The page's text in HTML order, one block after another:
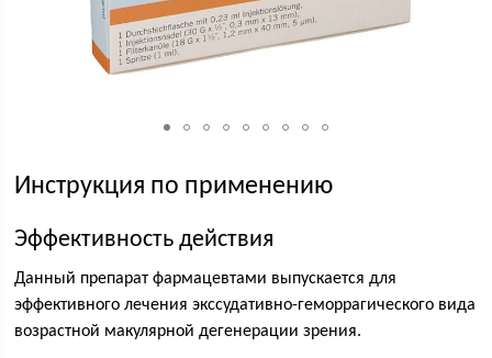
Инструкция по применению
Эффективность действия
Данный препарат фармацевтами выпускается для
эффективного лечения экссудативно-геморрагического вида
возрастной макулярной дегенерации зрения.